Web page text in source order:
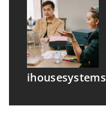
ihousesystems